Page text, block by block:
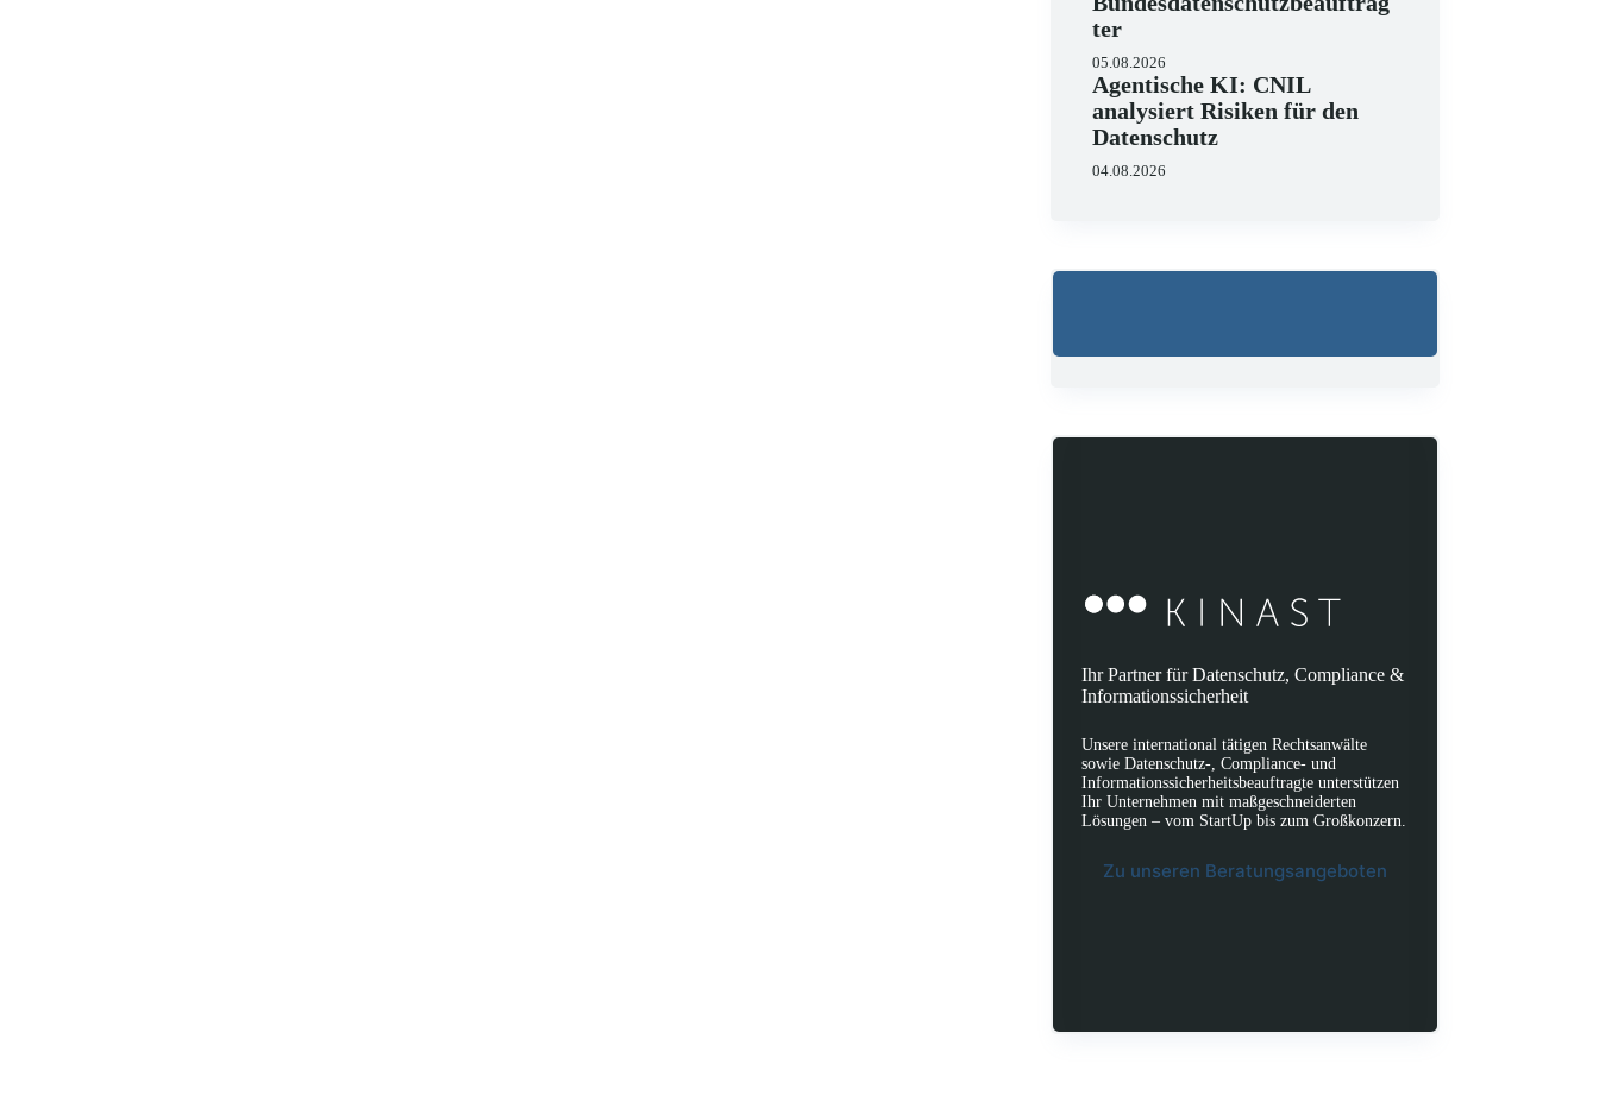
ter
05.08.2026
Agentische KI: CNIL
analysiert Risiken für den
Datenschutz
04.08.2026
Ihr Partner für Datenschutz, Compliance &
Informationssicherheit
Unsere international tätigen Rechtsanwälte
sowie Datenschutz-, Compliance- und
Informationssicherheitsbeauftragte unterstützen
Ihr Unternehmen mit maßgeschneiderten
Lösungen – vom StartUp bis zum Großkonzern.
Zu unseren Beratungsangeboten